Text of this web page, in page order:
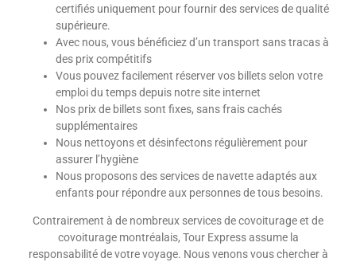
certifiés uniquement pour fournir des services de qualité
supérieure.
Avec nous, vous bénéficiez d’un transport sans tracas à
des prix compétitifs
Vous pouvez facilement réserver vos billets selon votre
emploi du temps depuis notre site internet
Nos prix de billets sont fixes, sans frais cachés
supplémentaires
Nous nettoyons et désinfectons régulièrement pour
assurer l’hygiène
Nous proposons des services de navette adaptés aux
enfants pour répondre aux personnes de tous besoins.
Contrairement à de nombreux services de covoiturage et de
covoiturage montréalais, Tour Express assume la
responsabilité de votre voyage. Nous venons vous chercher à